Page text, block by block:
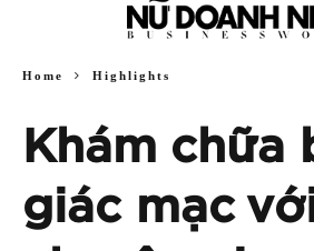
Home Highlights
Khám chữa
giác mạc